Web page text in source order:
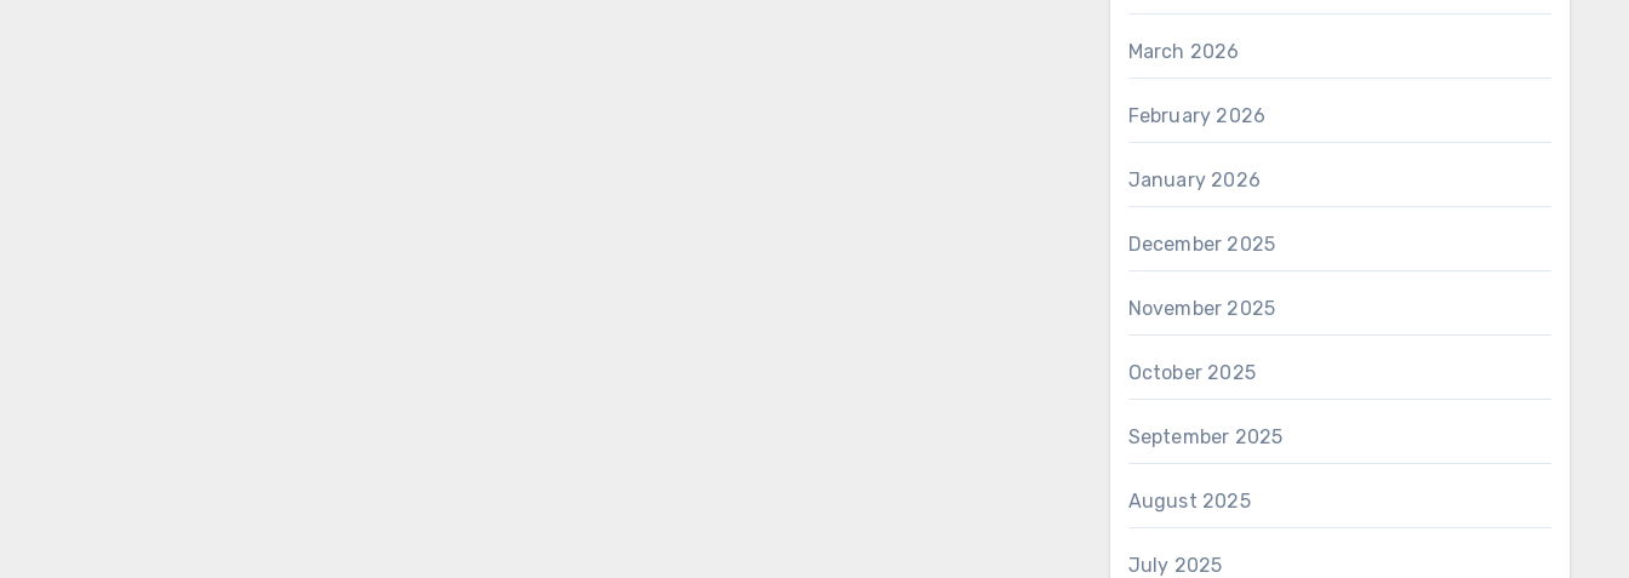
March 2026
February 2026
January 2026
December 2025
November 2025
October 2025
September 2025
August 2025
July 2025